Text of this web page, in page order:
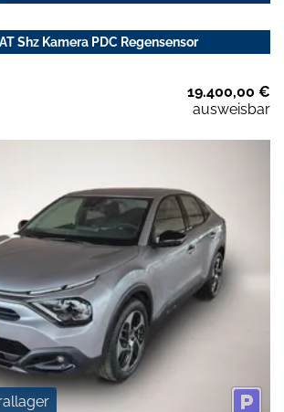
Shz Kamera PDC Regensensor
19.400,00 €
ausweisbar